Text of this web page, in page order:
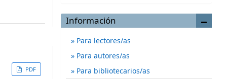
PDF
Información
Para lectores/as
Para autores/as
Para bibliotecarios/as